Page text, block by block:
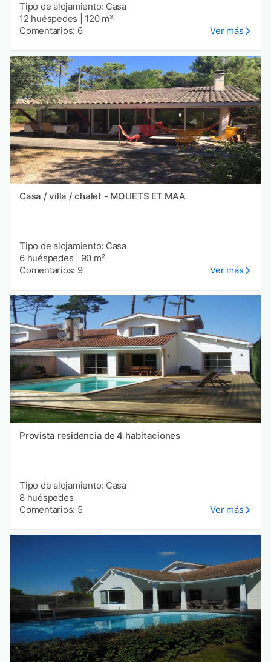
Tipo de alojamiento: Casa
12 huéspedes
120 m²
Comentarios: 6
Ver más
Casa / villa / chalet - MOLIETS ET MAA
Tipo de alojamiento: Casa
6 huéspedes
90 m²
Comentarios: 9
Ver más
Provista residencia de 4 habitaciones
Tipo de alojamiento: Casa
8 huéspedes
Comentarios: 5
Ver más